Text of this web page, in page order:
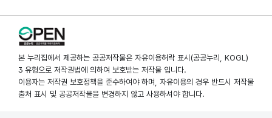
본 누리집에서 제공하는 공공저작물은 자유이용허락 표시(공공누리, KOGL)
3 유형으로 저작권법에 의하여 보호받는 저작물 입니다.
이용자는 저작권 보호정책을 준수하여야 하며, 자유이용의 경우 반드시 저작물
출처 표시 및 공공저작물을 변경하지 않고 사용하셔야 합니다.